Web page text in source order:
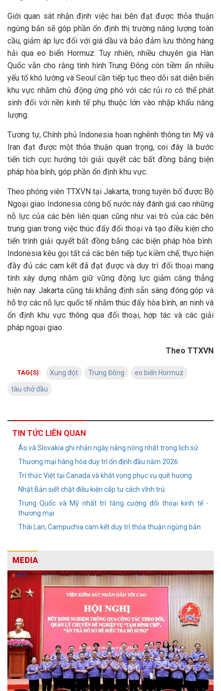
Giới quan sát nhận định việc hai bên đạt được thỏa thuận
ngừng bắn sẽ góp phần ổn định thị trường năng lượng toàn
cầu, giảm áp lực đối với giá dầu và bảo đảm lưu thông hàng
hải qua eo biển Hormuz. Tuy nhiên, nhiều chuyên gia Hàn
Quốc vẫn cho rằng tình hình Trung Đông còn tiềm ẩn nhiều
yếu tố khó lường và Seoul cần tiếp tục theo dõi sát diễn biến
khu vực nhằm chủ động ứng phó với các rủi ro có thể phát
sinh đối với nền kinh tế phụ thuộc lớn vào nhập khẩu năng
lượng.
Tương tự, Chính phủ Indonesia hoan nghênh thông tin Mỹ và
Iran đạt được một thỏa thuận quan trọng, coi đây là bước
tiến tích cực hướng tới giải quyết các bất đồng bằng biện
pháp hòa bình, góp phần ổn định khu vực.
Theo phóng viên TTXVN tại Jakarta, trong tuyên bố được Bộ
Ngoại giao Indonesia công bố nước này đánh giá cao những
nỗ lực của các bên liên quan cũng như vai trò của các bên
trung gian trong việc thúc đẩy đối thoại và tạo điều kiện cho
tiến trình giải quyết bất đồng bằng các biện pháp hòa bình.
Indonesia kêu gọi tất cả các bên tiếp tục kiềm chế, thực hiện
đầy đủ các cam kết đã đạt được và duy trì đối thoại mang
tính xây dựng nhằm giữ vững động lực giảm căng thẳng
hiện nay. Jakarta cũng tái khẳng định sẵn sàng đóng góp và
hỗ trợ các nỗ lực quốc tế nhằm thúc đẩy hòa bình, an ninh và
ổn định khu vực thông qua đối thoại, hợp tác và các giải
pháp ngoại giao.
Theo TTXVN
TAG(S): Xung đột Trung Đông eo biển Hormuz
tàu chở dầu
TIN TỨC LIÊN QUAN
Áo và Slovakia ghi nhận ngày nắng nóng nhất trong lịch sử
Thương mại hàng hóa duy trì ổn định đầu năm 2026
Trí thức Việt tại Canada và khát vọng phục vụ quê hương
Nhật Bản siết chặt điều kiện cấp tư cách vĩnh trú
Trung Quốc và Mỹ nhất trí tăng cường đối thoại kinh tế -
thương mại
Thái Lan, Campuchia cam kết duy trì thỏa thuận ngừng bắn
MEDIA